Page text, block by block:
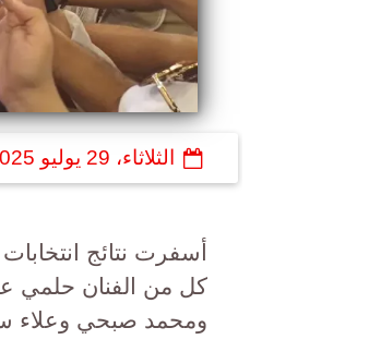
الثلاثاء، 29 يوليو 2025
أسفرت نتائج
كل من الفنان حلمي
ومحمد صبحي وعلاء